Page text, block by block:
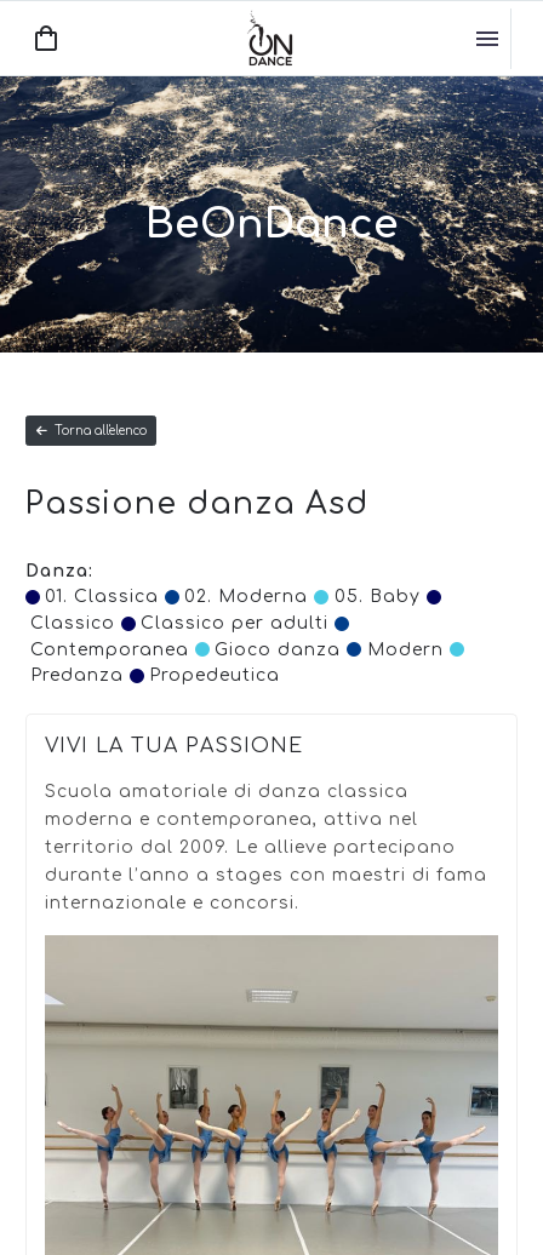
BeOnDance
Torna all'elenco
Passione danza Asd
Danza:
01. Classica
02. Moderna
05. Baby
Classico
Classico per adulti
Contemporanea
Gioco danza
Modern
Predanza
Propedeutica
VIVI LA TUA PASSIONE
Scuola amatoriale di danza classica
moderna e contemporanea, attiva nel
territorio dal 2009. Le allieve partecipano
durante l’anno a stages con maestri di fama
internazionale e concorsi.